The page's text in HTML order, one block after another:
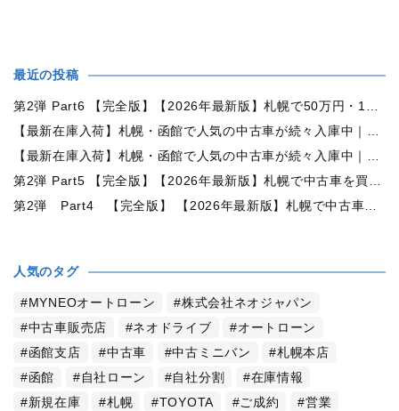
最近の投稿
第2弾 Part6 【完全版】【2026年最新版】札幌で50万円・100万円・150万円ならどんな中古車が買える？予算別中古車選び完全ガイド
【最新在庫入荷】札幌・函館で人気の中古車が続々入庫中｜早い者勝ち！【トヨタ ヴォクシー2.0ZS煌Ⅱ 4WD】
【最新在庫入荷】札幌・函館で人気の中古車が続々入庫中｜早い者勝ち！【ダイハツ タント660カスタムX 4WD】
第2弾 Part5 【完全版】【2026年最新版】札幌で中古車を買うなら何月がおすすめ？狙い目の時期・冬前に買うメリットを徹底解説
第2弾 Part4 【完全版】 【2026年最新版】札幌で中古車を買うなら2WDと4WDどっち？北海道の雪道・燃費・価格・維持費を徹底比較
人気のタグ
MYNEOオートローン
株式会社ネオジャパン
中古車販売店
ネオドライブ
オートローン
函館支店
中古車 中古ミニバン
札幌本店
函館
自社ローン 自社分割
在庫情報
新規在庫
札幌 TOYOTA ご成約
営業